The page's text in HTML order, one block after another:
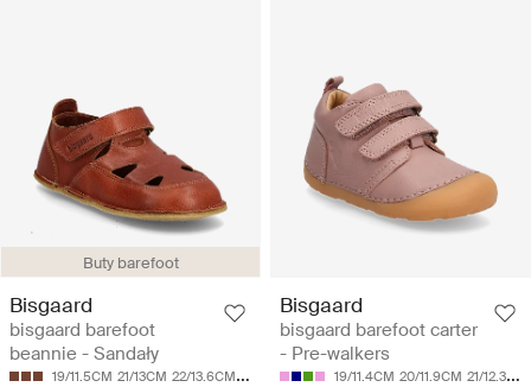
Buty barefoot
Bisgaard
bisgaard barefoot
beannie - Sandały
19/11.5CM 21/13CM 22/13.6CM 23/14.2CM 24/14.7CM
Bisgaard
bisgaard barefoot carter
- Pre-walkers
19/11.4CM 20/11.9CM 21/12.3CM